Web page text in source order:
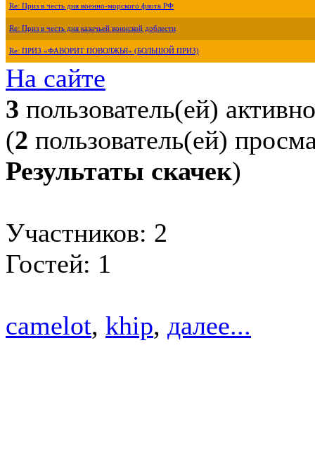
Re: Приз в честь дня военно-морского флота РФ
Re: Приз в честь дня казачьей воинской доблести
Re: ПРИЗ «ФАВОРИТ ПОВОЛЖЬЯ» (БОЛЬШОЙ ПРИЗ)
На сайте
3 пользователь(ей) активно
(2 пользователь(ей)
Результаты скачек)
Участников: 2
Гостей: 1
camelot, khip, далее...